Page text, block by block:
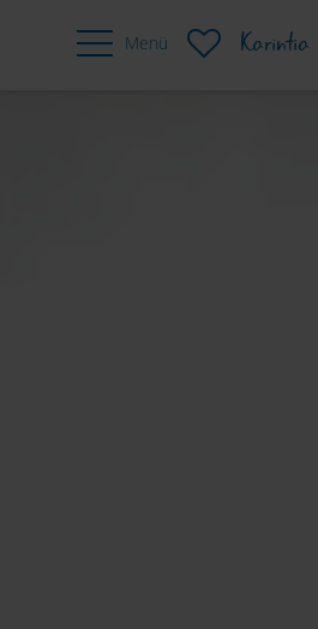
Menü Karintia